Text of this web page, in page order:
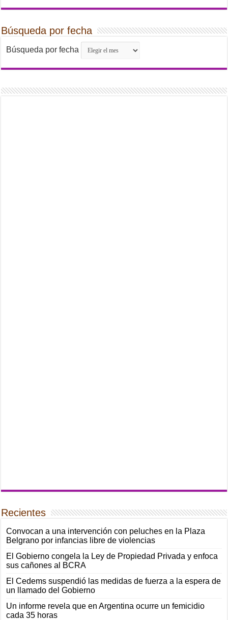
Búsqueda por fecha
Búsqueda por fecha
Recientes
Convocan a una intervención con peluches en la Plaza
Belgrano por infancias libre de violencias
El Gobierno congela la Ley de Propiedad Privada y enfoca
sus cañones al BCRA
El Cedems suspendió las medidas de fuerza a la espera de
un llamado del Gobierno
Un informe revela que en Argentina ocurre un femicidio
cada 35 horas